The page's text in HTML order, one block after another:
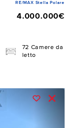
RE/MAX Stella Polare
4.000.000€
72 Camere da
letto